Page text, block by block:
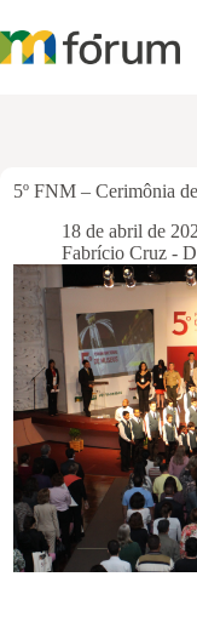
para
o
5º FNM – Cerimônia
18 de abril de
Fabrício Cruz -